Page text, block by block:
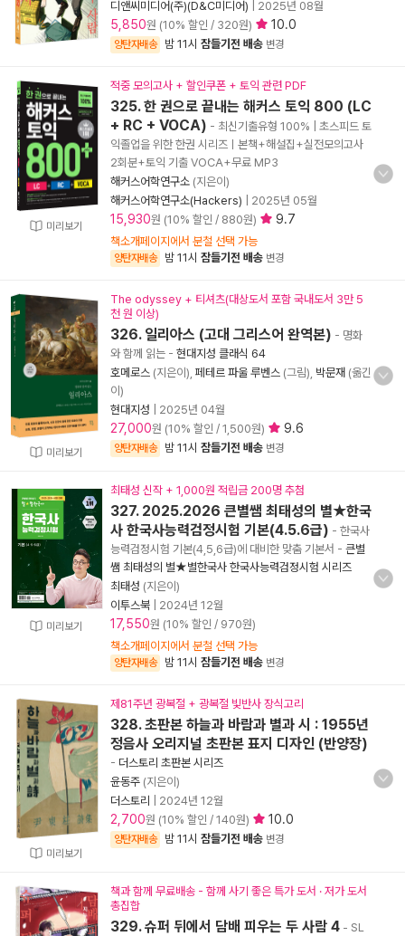
디앤씨미디어(주)(D&C미디어) 2025년 08월
5,850원 (10% 할인 / 320원) 10.0
양탄자배송 밤 11시 잠들기전 배송 변경
미리보기
적중 모의고사 + 할인쿠폰 + 토익 관련 PDF
325. 한 권으로 끝내는 해커스 토익 800 (LC
+ RC + VOCA) - 최신기출유형 100% | 초스피드 토
익졸업을 위한 한권 시리즈ㅣ본책+해설집+실전모의고사
2회분+토익 기출 VOCA+무료 MP3
해커스어학연구소 (지은이)
해커스어학연구소(Hackers)
2025년 05월
15,930원 (10% 할인 / 880원) 9.7
책소개페이지에서 분철 선택 가능
양탄자배송 밤 11시 잠들기전 배송 변경
미리보기
The odyssey + 티셔츠(대상도서 포함 국내도서 3만 5
천 원 이상)
326. 일리아스 (고대 그리스어 완역본) - 명화
와 함께 읽는 - 현대지성 클래식 64
호메로스 (지은이), 페테르 파울 루벤스 (그림), 박문재 (옮긴
이)
현대지성
2025년 04월
27,000원 (10% 할인 / 1,500원) 9.6
양탄자배송 밤 11시 잠들기전 배송 변경
미리보기
최태성 신작 + 1,000원 적립금 200명 추첨
327. 2025.2026 큰별쌤 최태성의 별★한국
사 한국사능력검정시험 기본(4.5.6급) - 한국사
능력검정시험 기본(4,5,6급)에 대비한 맞춤 기본서 - 큰별
쌤 최태성의 별★별한국사 한국사능력검정시험 시리즈
최태성 (지은이)
이투스북
2024년 12월
17,550원 (10% 할인 / 970원)
책소개페이지에서 분철 선택 가능
양탄자배송 밤 11시 잠들기전 배송 변경
미리보기
제81주년 광복절 + 광복절 빛반사 장식고리
328. 초판본 하늘과 바람과 별과 시 : 1955년
정음사 오리지널 초판본 표지 디자인 (반양장)
- 더스토리 초판본 시리즈
윤동주 (지은이)
더스토리
2024년 12월
2,700원 (10% 할인 / 140원) 10.0
양탄자배송 밤 11시 잠들기전 배송 변경
책과 함께 무료배송 - 함께 사기 좋은 특가 도서 · 저가 도서
총집합
329. 슈퍼 뒤에서 담배 피우는 두 사람 4 - SL